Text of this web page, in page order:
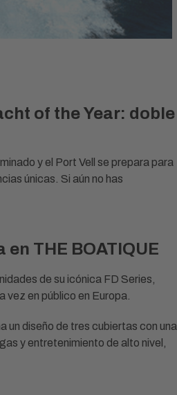
of the Year: doble
y el Port Vell se prepara para
únicas. Si aún no has
THE BOATIQUE
de su icónica FD Series,
vez en público en Europa.
un diseño de tres cubiertas con una
y entretenimiento de alto nivel,